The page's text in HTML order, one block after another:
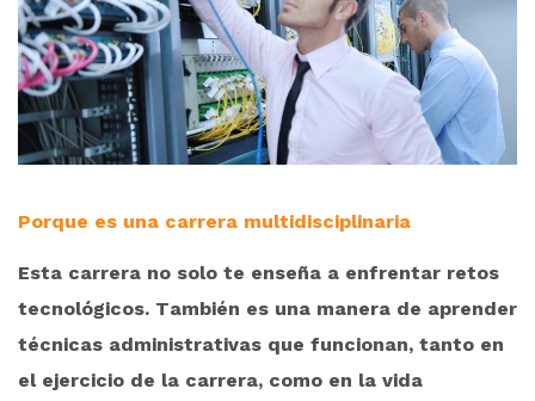
Porque es una carrera multidisciplinaria
Esta carrera no solo te enseña a enfrentar retos
tecnológicos. También es una manera de aprender
técnicas administrativas que funcionan, tanto en
el ejercicio de la carrera, como en la vida